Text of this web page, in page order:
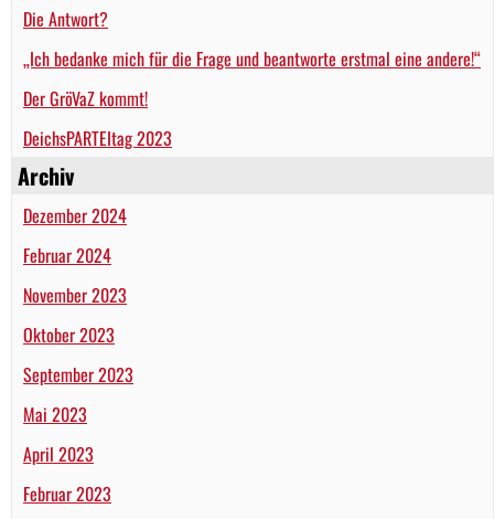
Die Antwort?
„Ich bedanke mich für die Frage und beantworte erstmal eine andere!“
Der GröVaZ kommt!
DeichsPARTEItag 2023
Archiv
Dezember 2024
Februar 2024
November 2023
Oktober 2023
September 2023
Mai 2023
April 2023
Februar 2023